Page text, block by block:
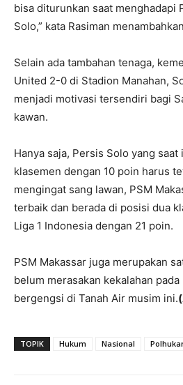
bisa diturunkan saat menghadapi
Solo,” kata Rasiman
Selain ada tambahan tenaga,
United 2-0 di Stadion Manahan,
menjadi motivasi tersendiri bagi
kawan.
Hanya saja, Persis Solo yang
klasemen dengan 10 poin harus
mengingat sang lawan, PSM
terbaik dan berada di posisi dua
Liga 1 Indonesia dengan 21 poin.
PSM Makassar juga merupakan
belum merasakan kekalahan
bergengsi di Tanah Air musim ini.
TOPIK Hukum Nasional